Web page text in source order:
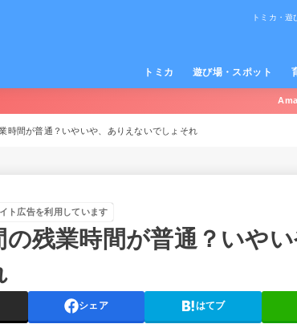
トミカ・
トミカ 遊び場・スポット
時間が普通？いやいや、ありえないでしょそれ
ト広告を利用しています
の残業時間が普通？いや
シェア はてブ